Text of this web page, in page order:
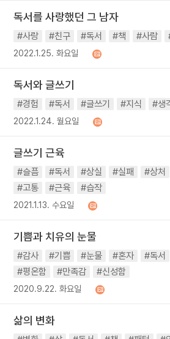
독서를 사랑했던 그 남자
#사랑 #친구 #독서 #책 #사람
2022.1.25. 화요일
독서와 글쓰기
#경험 #독서 #글쓰기 #지식 #생
2022.1.24. 월요일
글쓰기 근육
#슬픔 #독서 #상실 #실패 #상처
#고통
#근육 #습작
2021.1.13. 수요일
기쁨과 치유의 눈물
#감사 #기쁨 #눈물 #혼자 #독서
#평온함
#만족감 #신성함
2020.9.22. 화요일
삶의 변화